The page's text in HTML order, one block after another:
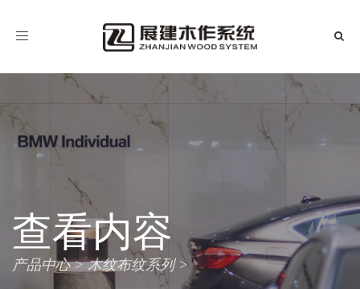
导
查看内容
产品中心>木纹布纹系列>